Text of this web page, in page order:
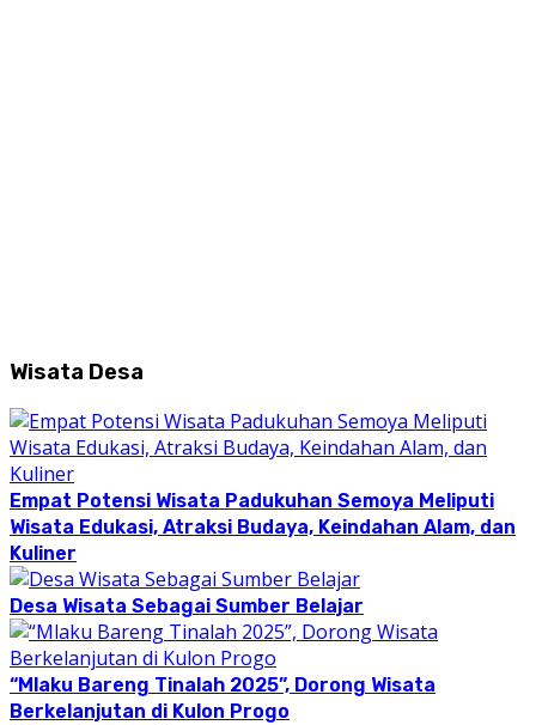
Wisata Desa
Empat Potensi Wisata Padukuhan Semoya Meliputi
Wisata Edukasi, Atraksi Budaya, Keindahan Alam, dan
Kuliner
Desa Wisata Sebagai Sumber Belajar
“Mlaku Bareng Tinalah 2025”, Dorong Wisata
Berkelanjutan di Kulon Progo